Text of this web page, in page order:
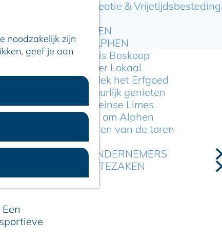
noodzakelijk zijn
geef je aan
Recreatie & Vrijetijdsbesteding
ARTIKELEN
OVER ALPHEN
Hier is Boskoop
Lekker Lokaal
Ontdek het Erfgoed
Natuurlijk genieten
Romeinse Limes
In en om Alphen
Kleuren van de toren
VOOR ONDERNEMERS
GEMEENTEZAKEN